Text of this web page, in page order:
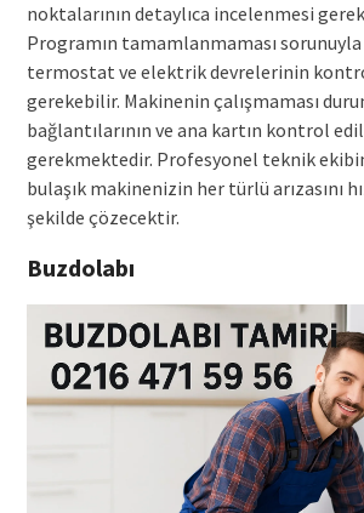
noktalarının detaylıca incelenmesi
Programın tamamlanmaması sorunuyla
termostat ve elektrik devrelerinin
gerekebilir. Makinenin çalışmaması
bağlantılarının ve ana kartın kontrol
gerekmektedir. Profesyonel teknik
bulaşık makinenizin her türlü arızasını
şekilde çözecektir.
Buzdolabı